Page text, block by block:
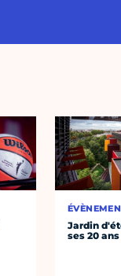
Jardin
ses 20 ans